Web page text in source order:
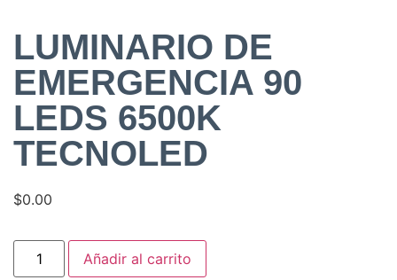
LUMINARIO DE
EMERGENCIA 90
LEDS 6500K
TECNOLED
$0.00
Añadir al carrito